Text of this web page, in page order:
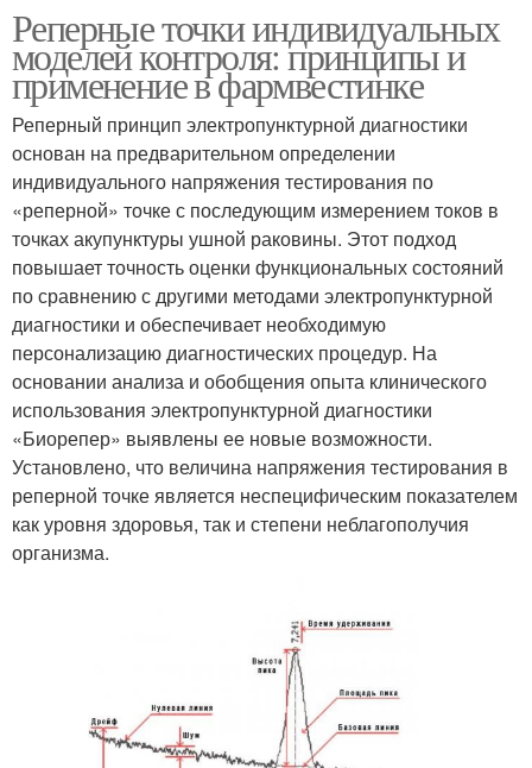
Реперные точки индивидуальных
моделей контроля: принципы и
применение в фармвестинке
Реперный принцип электропунктурной диагностики
основан на предварительном определении
индивидуального напряжения тестирования по
«реперной» точке с последующим измерением токов в
точках акупунктуры ушной раковины. Этот подход
повышает точность оценки функциональных состояний
по сравнению с другими методами электропунктурной
диагностики и обеспечивает необходимую
персонализацию диагностических процедур. На
основании анализа и обобщения опыта клинического
использования электропунктурной диагностики
«Биорепер» выявлены ее новые возможности.
Установлено, что величина напряжения тестирования в
реперной точке является неспецифическим показателем
как уровня здоровья, так и степени неблагополучия
организма.